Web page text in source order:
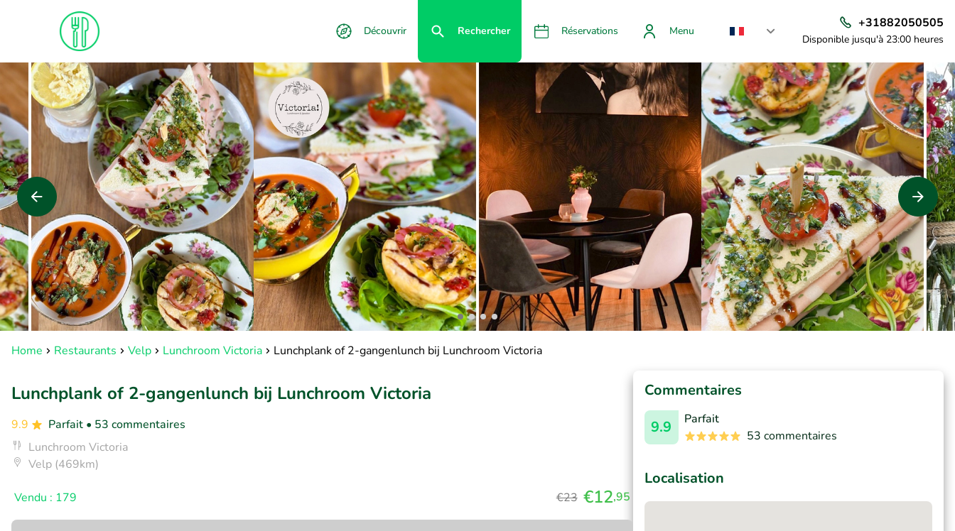
Découvrir Rechercher Réservations Menu
+31882050505
Disponible jusqu'à 23:00 heures
Home Restaurants Velp Lunchroom Victoria Lunchplank of 2-gangenlunch bij Lunchroom Victoria
Lunchplank of 2-gangenlunch bij Lunchroom Victoria
9.9 Parfait • 53 commentaires
Lunchroom Victoria
Velp (469km)
Vendu : 179 €23 €12,95
Commentaires
9.9
Parfait
53 commentaires
Localisation